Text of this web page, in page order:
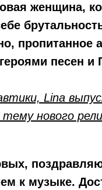
женщина,
пропитанное
песен и
Lina
нового
к музыке.